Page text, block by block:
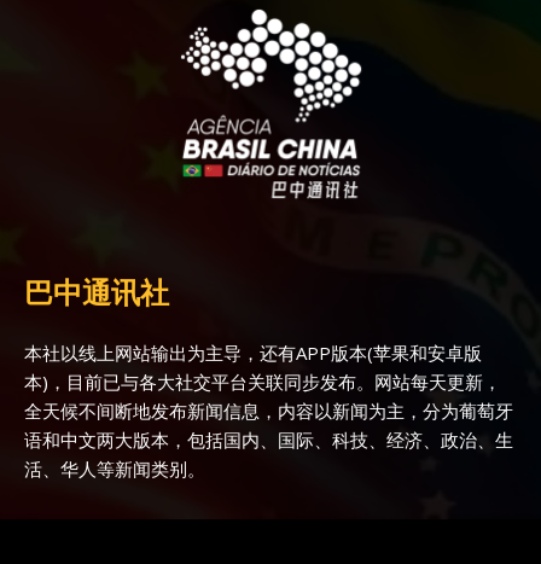
巴中通讯社
本社以线上网站输出为主导，还有APP版本(苹果和安卓版
本)，目前已与各大社交平台关联同步发布。网站每天更新，
全天候不间断地发布新闻信息，内容以新闻为主，分为葡萄牙
语和中文两大版本，包括国内、国际、科技、经济、政治、生
活、华人等新闻类别。